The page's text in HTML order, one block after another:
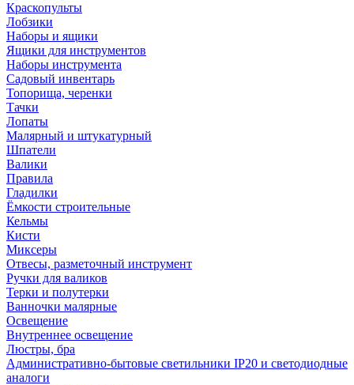
Краскопульты
Лобзики
Наборы и ящики
Ящики для инструментов
Наборы инструмента
Садовый инвентарь
Топорища, черенки
Тачки
Лопаты
Малярный и штукатурный
Шпатели
Валики
Правила
Гладилки
Ёмкости строительные
Кельмы
Кисти
Миксеры
Отвесы, разметочный инструмент
Ручки для валиков
Терки и полутерки
Ванночки малярные
Освещение
Внутреннее освещение
Люстры, бра
Административно-бытовые светильники IP20 и светодиодные
аналоги